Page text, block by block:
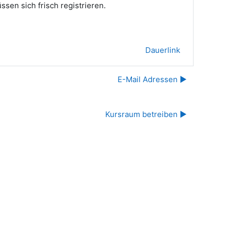
sich frisch registrieren.
Dauerlink
E-Mail Adressen ▶︎
Kursraum betreiben ▶︎